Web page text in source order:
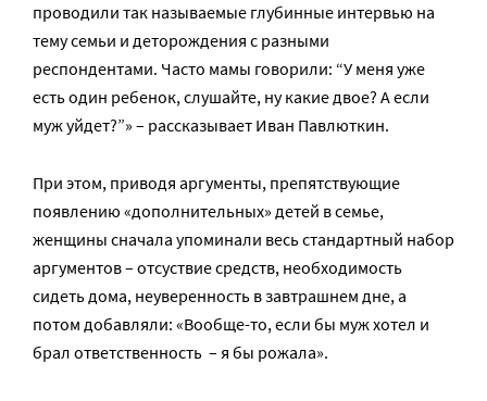
проводили так называемые глубинные интервью на
тему семьи и деторождения с разными
респондентами. Часто мамы говорили: “У меня уже
есть один ребенок, слушайте, ну какие двое? А если
муж уйдет?”» – рассказывает Иван Павлюткин.
При этом, приводя аргументы, препятствующие
появлению «дополнительных» детей в семье,
женщины сначала упоминали весь стандартный набор
аргументов – отсуствие средств, необходимость
сидеть дома, неуверенность в завтрашнем дне, а
потом добавляли: «Вообще-то, если бы муж хотел и
брал ответственность – я бы рожала».